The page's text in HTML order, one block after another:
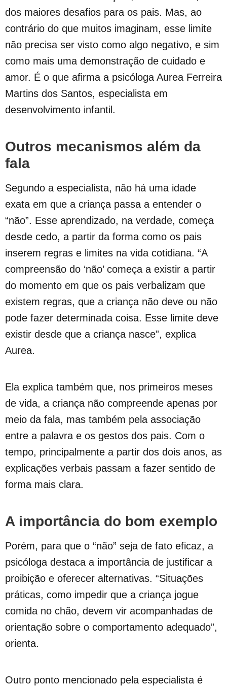
dos maiores desafios para os pais. Mas, ao
contrário do que muitos imaginam, esse limite
não precisa ser visto como algo negativo, e sim
como mais uma demonstração de cuidado e
amor. É o que afirma a psicóloga Aurea Ferreira
Martins dos Santos, especialista em
desenvolvimento infantil.
Outros mecanismos além da
fala
Segundo a especialista, não há uma idade
exata em que a criança passa a entender o
“não”. Esse aprendizado, na verdade, começa
desde cedo, a partir da forma como os pais
inserem regras e limites na vida cotidiana. “A
compreensão do ‘não’ começa a existir a partir
do momento em que os pais verbalizam que
existem regras, que a criança não deve ou não
pode fazer determinada coisa. Esse limite deve
existir desde que a criança nasce”, explica
Aurea.
Ela explica também que, nos primeiros meses
de vida, a criança não compreende apenas por
meio da fala, mas também pela associação
entre a palavra e os gestos dos pais. Com o
tempo, principalmente a partir dos dois anos, as
explicações verbais passam a fazer sentido de
forma mais clara.
A importância do bom exemplo
Porém, para que o “não” seja de fato eficaz, a
psicóloga destaca a importância de justificar a
proibição e oferecer alternativas. “Situações
práticas, como impedir que a criança jogue
comida no chão, devem vir acompanhadas de
orientação sobre o comportamento adequado”,
orienta.
Outro ponto mencionado pela especialista é